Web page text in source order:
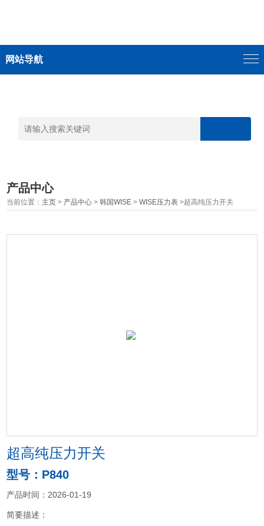
网站导航
产品中心
当前位置： 主页 > 产品中心 >韩国WISE >WISE压力表 >超高纯压力开关
超高纯压力开关
型号：P840
产品时间：2026-01-19
简要描述：